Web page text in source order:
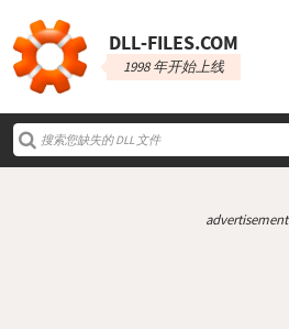
DLL‑FILES.COM
1998 年开始上线
advertisement